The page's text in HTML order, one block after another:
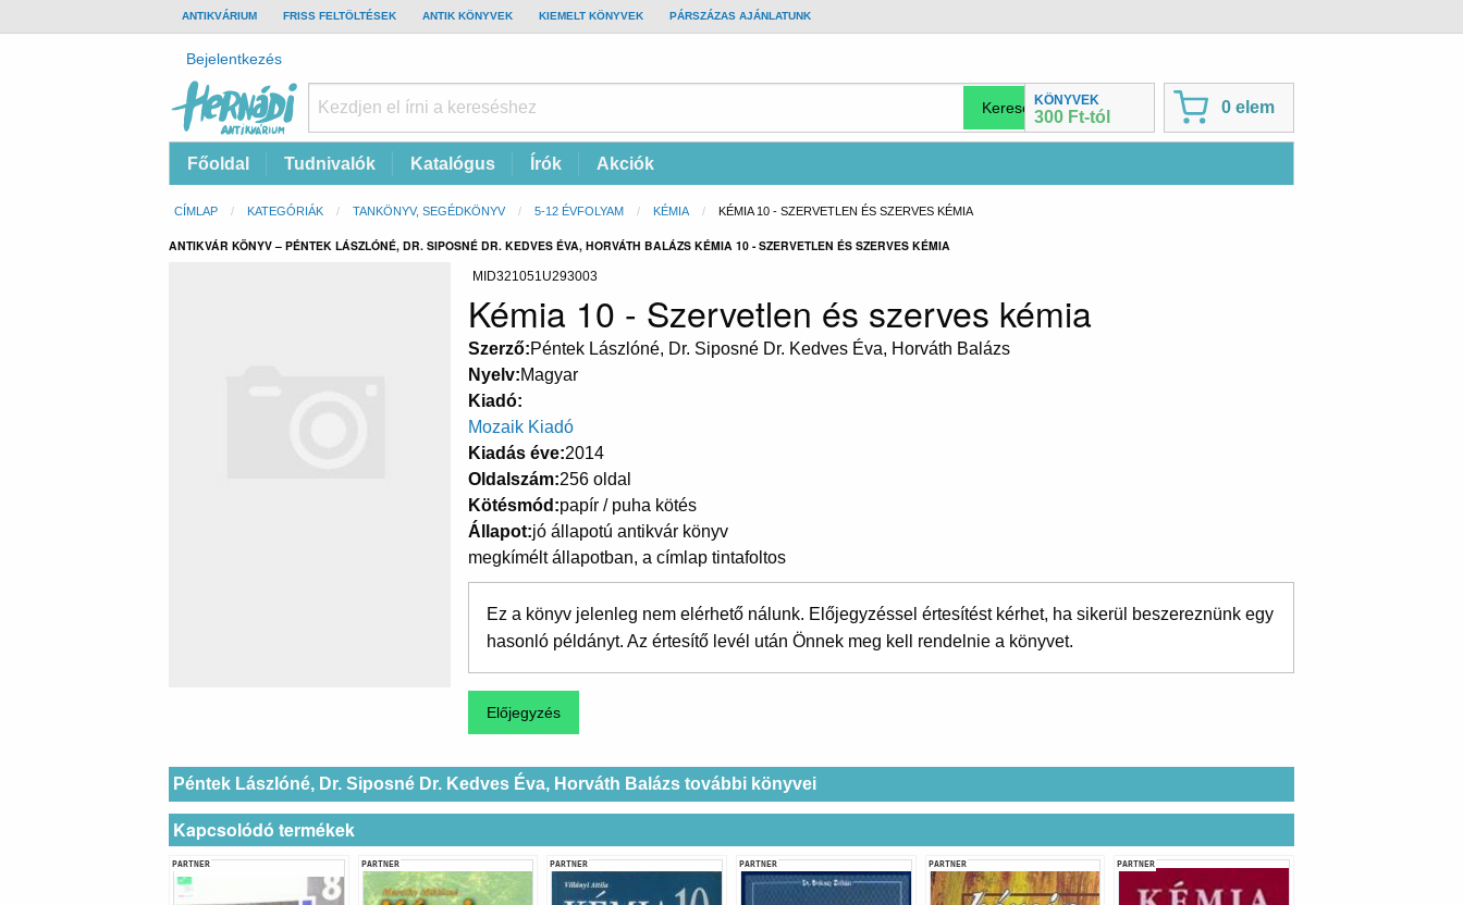
TOP
BAR
ANTIKVÁRIUM FRISS FELTÖLTÉSEK ANTIK KÖNYVEK KIEMELT KÖNYVEK PÁRSZÁZAS AJÁNLATUNK
Felhasználói
fiók
menüje
Bejelentkezés
Antikvárium
Online
KÖNYVEK
300 Ft-tól
0 elem
Fő
navigáció
Főoldal Tudnivalók Katalógus Írók Akciók
Morzsa
CÍMLAP KATEGÓRIÁK TANKÖNYV, SEGÉDKÖNYV 5-12 ÉVFOLYAM KÉMIA CURRENT:
KÉMIA 10 - SZERVETLEN ÉS SZERVES KÉMIA
ANTIKVÁR KÖNYV – PÉNTEK LÁSZLÓNÉ, DR. SIPOSNÉ DR. KEDVES ÉVA, HORVÁTH BALÁZS KÉMIA 10 - SZERVETLEN ÉS SZERVES KÉMIA
MID321051U293003
Kémia 10 - Szervetlen és szerves kémia
Szerző Péntek Lászlóné, Dr. Siposné Dr. Kedves Éva, Horváth Balázs
Nyelv Magyar
Kiadó
Mozaik Kiadó
Kiadás éve 2014
Oldalszám 256 oldal
Kötésmód papír / puha kötés
Állapot jó állapotú antikvár könyv
megkímélt állapotban, a címlap tintafoltos
Ez a könyv jelenleg nem elérhető nálunk. Előjegyzéssel értesítést kérhet, ha sikerül beszereznünk egy
hasonló példányt. Az értesítő levél után Önnek meg kell rendelnie a könyvet.
Péntek Lászlóné, Dr. Siposné Dr. Kedves Éva, Horváth Balázs további könyvei
Kapcsolódó termékek
PARTNER PARTNER PARTNER PARTNER PARTNER PARTNER